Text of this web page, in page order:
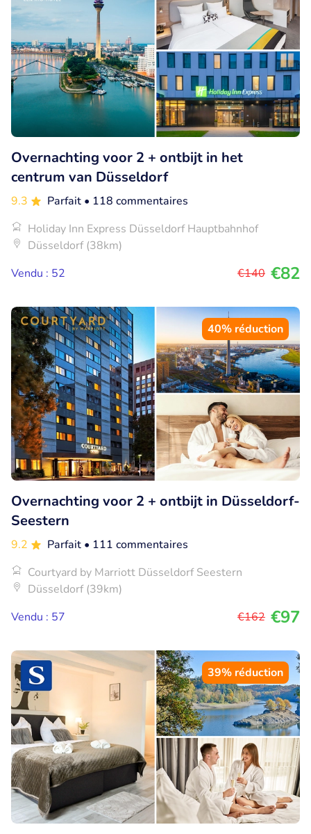
Overnachting voor 2 + ontbijt in het
centrum van Düsseldorf
9.3 Parfait • 118 commentaires
Holiday Inn Express Düsseldorf Hauptbahnhof
Düsseldorf (38km)
Vendu : 52
€140 €82
40% réduction
Overnachting voor 2 + ontbijt in Düsseldorf-
Seestern
9.2 Parfait • 111 commentaires
Courtyard by Marriott Düsseldorf Seestern
Düsseldorf (39km)
Vendu : 57
€162 €97
39% réduction